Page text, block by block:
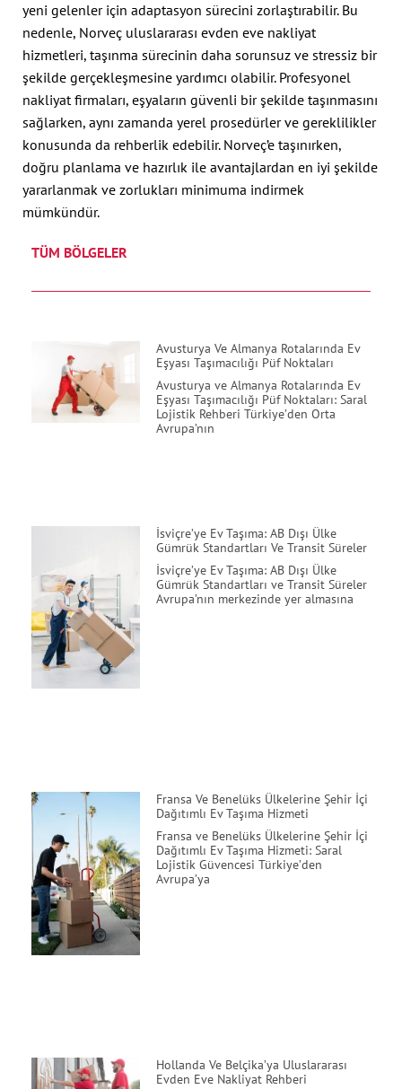
yeni gelenler için adaptasyon sürecini zorlaştırabilir. Bu
nedenle, Norveç uluslararası evden eve nakliyat
hizmetleri, taşınma sürecinin daha sorunsuz ve stressiz bir
şekilde gerçekleşmesine yardımcı olabilir. Profesyonel
nakliyat firmaları, eşyaların güvenli bir şekilde taşınmasını
sağlarken, aynı zamanda yerel prosedürler ve gereklilikler
konusunda da rehberlik edebilir. Norveç’e taşınırken,
doğru planlama ve hazırlık ile avantajlardan en iyi şekilde
yararlanmak ve zorlukları minimuma indirmek
mümkündür.
TÜM BÖLGELER
Avusturya Ve Almanya Rotalarında Ev
Eşyası Taşımacılığı Püf Noktaları
Avusturya ve Almanya Rotalarında Ev
Eşyası Taşımacılığı Püf Noktaları: Saral
Lojistik Rehberi Türkiye’den Orta
Avrupa’nın
İsviçre’ye Ev Taşıma: AB Dışı Ülke
Gümrük Standartları Ve Transit Süreler
İsviçre’ye Ev Taşıma: AB Dışı Ülke
Gümrük Standartları ve Transit Süreler
Avrupa’nın merkezinde yer almasına
Fransa Ve Benelüks Ülkelerine Şehir İçi
Dağıtımlı Ev Taşıma Hizmeti
Fransa ve Benelüks Ülkelerine Şehir İçi
Dağıtımlı Ev Taşıma Hizmeti: Saral
Lojistik Güvencesi Türkiye’den
Avrupa’ya
Hollanda Ve Belçika’ya Uluslararası
Evden Eve Nakliyat Rehberi